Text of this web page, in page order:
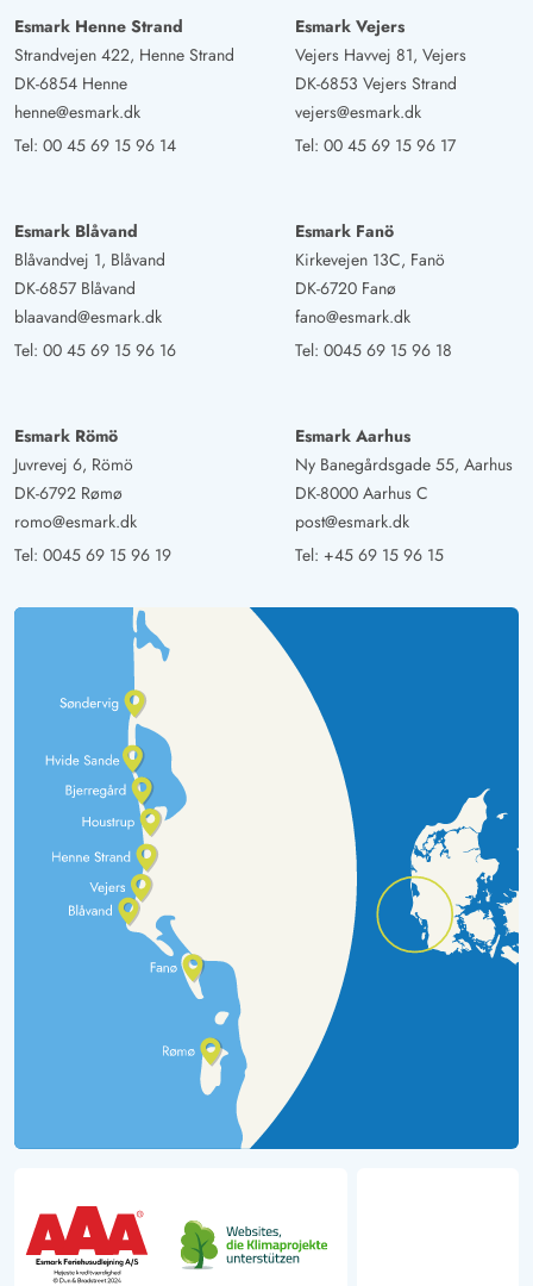
Esmark Henne Strand
Strandvejen 422, Henne Strand
DK-6854 Henne
henne@esmark.dk
Tel: 00 45 69 15 96 14
Esmark Vejers
Vejers Havvej 81, Vejers
DK-6853 Vejers Strand
vejers@esmark.dk
Tel: 00 45 69 15 96 17
Esmark Blåvand
Blåvandvej 1, Blåvand
DK-6857 Blåvand
blaavand@esmark.dk
Tel: 00 45 69 15 96 16
Esmark Fanö
Kirkevejen 13C, Fanö
DK-6720 Fanø
fano@esmark.dk
Tel: 0045 69 15 96 18
Esmark Römö
Juvrevej 6, Römö
DK-6792 Rømø
romo@esmark.dk
Tel: 0045 69 15 96 19
Esmark Aarhus
Ny Banegårdsgade 55, Aarhus
DK-8000 Aarhus C
post@esmark.dk
Tel: +45 69 15 96 15